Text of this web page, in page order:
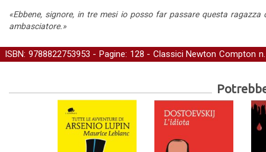
«Ebbene, signore, in tre mesi io posso far passare questa
ambasciatore.»
ISBN: 9788822753953 - Pagine: 128 - Classici Newton Compton